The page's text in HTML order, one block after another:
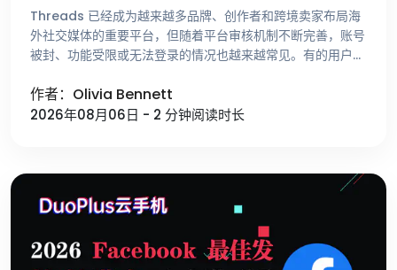
Threads 已经成为越来越多品牌、创作者和跨境卖家布局海
外社交媒体的重要平台，但随着平台审核机制不断完善，账号
被封、功能受限或无法登录的情况也越来越常见。有的用户刚
法发帖，还有一些用 …
作者：Olivia Bennett
2026年08月06日 - 2 分钟阅读时长